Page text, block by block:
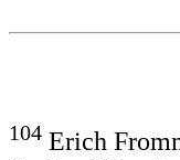
104 Erich